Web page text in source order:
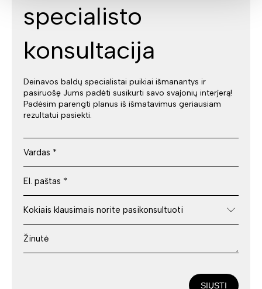
specialisto
konsultacija
Deinavos baldų specialistai puikiai išmanantys ir
pasiruošę Jums padėti susikurti savo svajonių interjerą!
Padėsim parengti planus iš išmatavimus geriausiam
rezultatui pasiekti.
SIŲSTI